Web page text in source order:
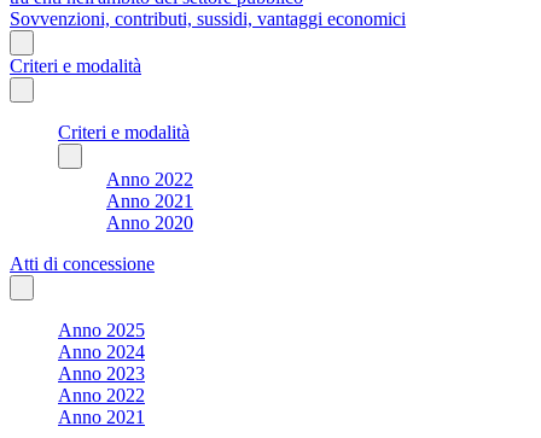
Sovvenzioni, contributi, sussidi, vantaggi economici
Criteri e modalità
Criteri e modalità
Anno 2022
Anno 2021
Anno 2020
Atti di concessione
Anno 2025
Anno 2024
Anno 2023
Anno 2022
Anno 2021